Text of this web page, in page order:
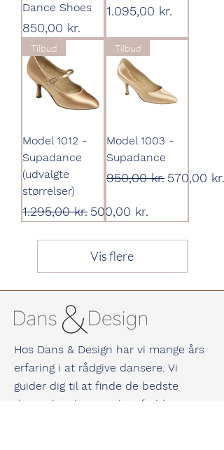
Dance Shoes
Pris
850,00 kr.
Pris
1.095,00 kr.
Tilbud
Model 1012 -
Supadance
(udvalgte
størrelser)
Regulær pris
1.295,00 kr. Salgspris
500,00 kr.
Tilbud
Model 1003 -
Supadance
Regulær pris
950,00 kr. Salgspris
570,00 kr.
Vis flere
Hos Dans & Design har vi mange års
erfaring i at rådgive dansere. Vi
guider dig til at finde de bedste
dansesko til netop dine fødder.